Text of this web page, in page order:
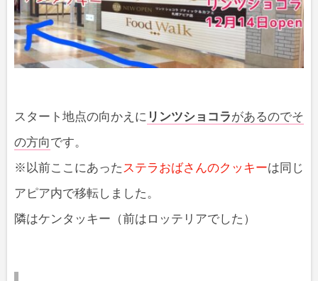
スタート地点の向かえに リンツショコラがあるのでそ
の方向です。
※以前ここにあったステラおばさんのクッキーは同じ
アピア内で移転しました。
隣はケンタッキー（前はロッテリアでした）